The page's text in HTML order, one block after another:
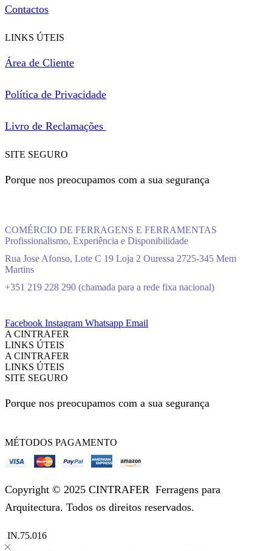
Contactos
LINKS ÚTEIS
Área de Cliente
Política de Privacidade
Livro de Reclamações
SITE SEGURO
Porque nos preocupamos com a sua segurança
COMÉRCIO DE FERRAGENS E FERRAMENTAS
Profissionalismo, Experiência e Disponibilidade
Rua Jose Afonso, Lote C 19 Loja 2 Ouressa 2725-345 Mem
Martins
+351 219 228 290 (chamada para a rede fixa nacional)
Facebook Instagram Whatsapp Email
A CINTRAFER
LINKS ÚTEIS
A CINTRAFER
LINKS ÚTEIS
SITE SEGURO
Porque nos preocupamos com a sua segurança
MÉTODOS PAGAMENTO
Copyright © 2025 CINTRAFER Ferragens para
Arquitectura. Todos os direitos reservados.
IN.75.016